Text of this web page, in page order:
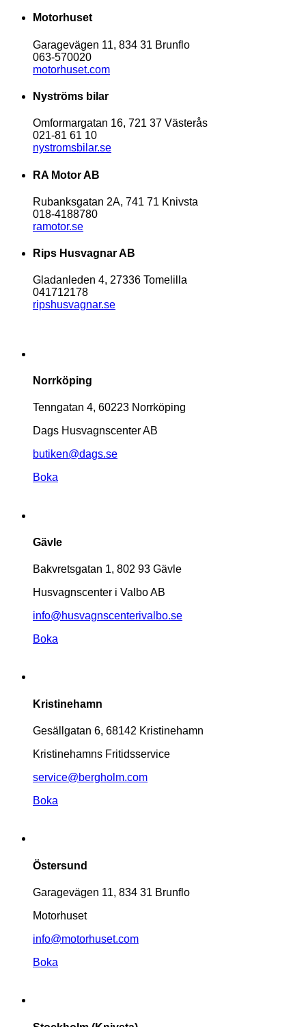
Motorhuset
Garagevägen 11, 834 31 Brunflo
063-570020
motorhuset.com
Nyströms bilar
Omformargatan 16, 721 37 Västerås
021-81 61 10
nystromsbilar.se
RA Motor AB
Rubanksgatan 2A, 741 71 Knivsta
018-4188780
ramotor.se
Rips Husvagnar AB
Gladanleden 4, 27336 Tomelilla
041712178
ripshusvagnar.se
Norrköping
Tenngatan 4, 60223 Norrköping
Dags Husvagnscenter AB
butiken@dags.se
Boka
Gävle
Bakvretsgatan 1, 802 93 Gävle
Husvagnscenter i Valbo AB
info@husvagnscenterivalbo.se
Boka
Kristinehamn
Gesällgatan 6, 68142 Kristinehamn
Kristinehamns Fritidsservice
service@bergholm.com
Boka
Östersund
Garagevägen 11, 834 31 Brunflo
Motorhuset
info@motorhuset.com
Boka